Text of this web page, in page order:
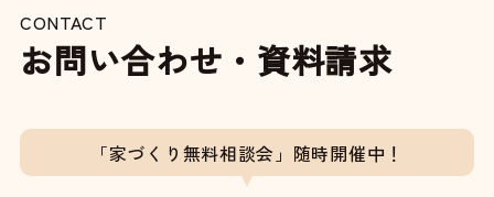
CONTACT
お問い合わせ・資料請求
「家づくり無料相談会」随時開催中！